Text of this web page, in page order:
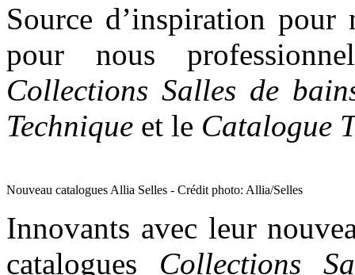
Source d’inspiration pour
pour nous
Collections Salles de
Technique et le Catalogue
Nouveau catalogues Allia Selles - Crédit photo: Allia/Selles
Innovants avec leur
catalogues Collections